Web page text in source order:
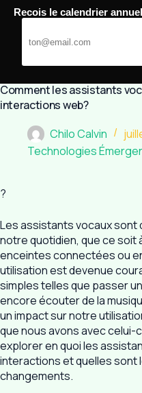
Passer
contenu
Biomos
Comment les assistants
interactions web?
Chilo Calvin
Technologies
?
Les assistants vocaux sont
notre quotidien, que ce soit
enceintes connectées ou
utilisation est devenue
simples telles que passer
encore écouter de la
un impact sur notre
que nous avons avec celui-
explorer en quoi les
interactions et quelles sont
changements.
Recois le calendrier